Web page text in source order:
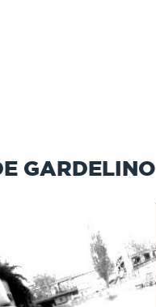
GARDELINO